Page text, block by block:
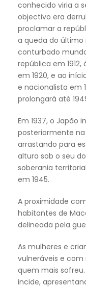
conhecido viria a
objectivo era
proclamar a
a queda do último
conturbado
república em
em 1920, e ao
e nacionalista em
prolongará até
Em 1937, o Japão
posteriormente
arrastando para
altura sob o seu
soberania
em 1945.
A proximidade
habitantes de
delineada pela
As mulheres e
vulneráveis e
quem mais
incide,